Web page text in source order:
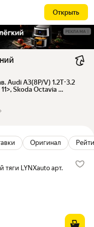
Открыть
РЕКЛАМА
Audi A3(8P/V) 1.2T-3.2
Skoda Octavia
Оригинал
тяги LYNXauto арт.
Пэй 1242 ₽ вместо